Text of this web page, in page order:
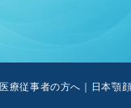
医療従事者の方へ｜日本顎